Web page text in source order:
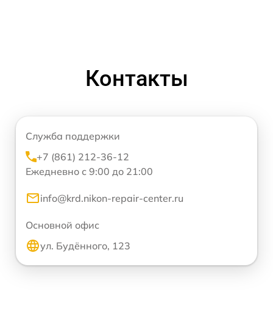
Контакты
Служба поддержки
+7 (861) 212-36-12
Ежедневно с 9:00 до 21:00
info@krd.nikon-repair-center.ru
Основной офис
ул. Будённого, 123